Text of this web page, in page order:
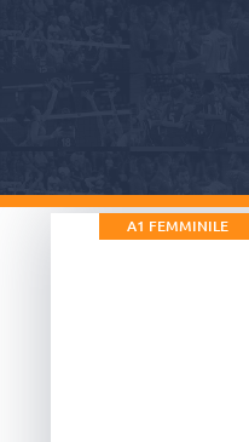
A1 FEMMINILE